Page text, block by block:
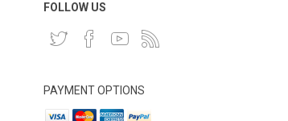
FOLLOW US
PAYMENT OPTIONS